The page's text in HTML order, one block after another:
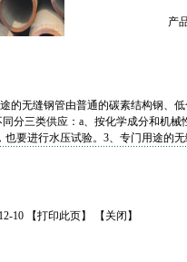
产
的无缝钢管由普通的碳素结构钢、 低
分三类供应：a、按化学成分和机
要进行水压试验。3、专门用途的
10 【打印此页】 【 关闭 】